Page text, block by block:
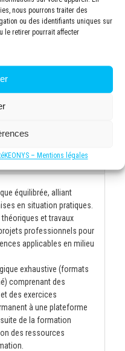
nous pourrons traiter des
ou des identifiants uniques sur
le retirer pourrait affecter
KEONYS – Mentions légales
approfondies et un suivi
chacun.
confortable avec
et pauses incluses
fournie à chaque
de cours, exercices
pour
équilibrée, alliant
en situation pratiques.
et travaux
professionnels pour
applicables en milieu
exhaustive (formats
comprenant des
des exercices
à une plateforme
de la formation
des ressources